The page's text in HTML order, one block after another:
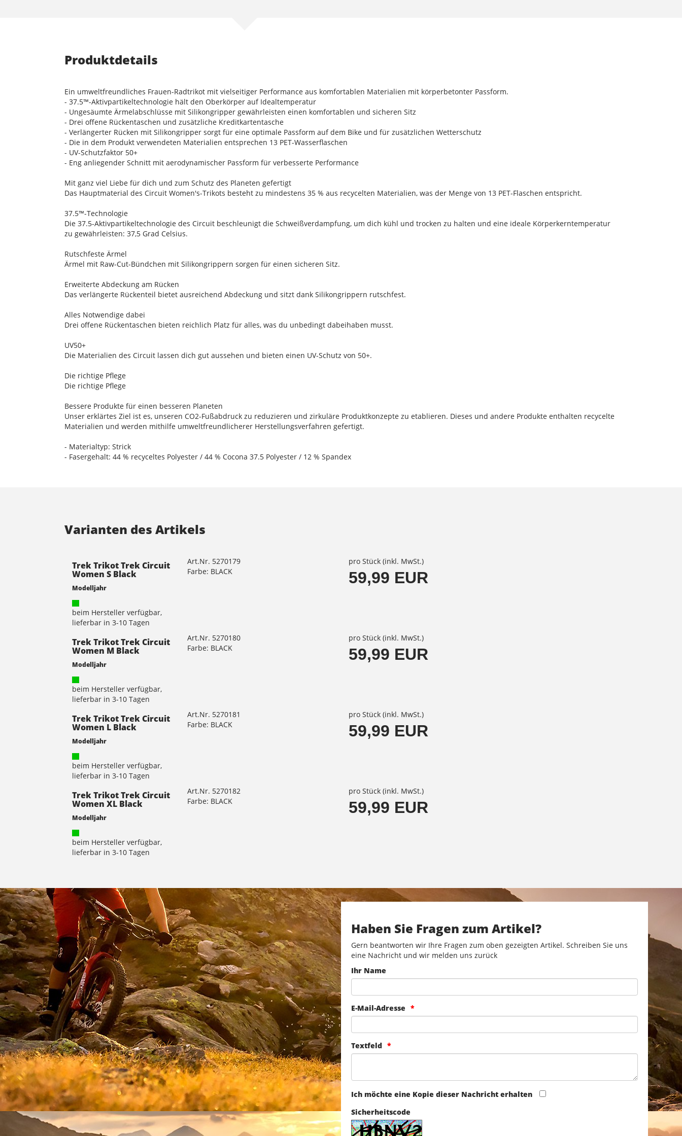
Produktdetails
Ein umweltfreundliches Frauen-Radtrikot mit vielseitiger Performance aus komfortablen Materialien mit körperbetonter Passform.
- 37.5™-Aktivpartikeltechnologie hält den Oberkörper auf Idealtemperatur
- Ungesäumte Ärmelabschlüsse mit Silikongripper gewährleisten einen komfortablen und sicheren Sitz
- Drei offene Rückentaschen und zusätzliche Kreditkartentasche
- Verlängerter Rücken mit Silikongripper sorgt für eine optimale Passform auf dem Bike und für zusätzlichen Wetterschutz
- Die in dem Produkt verwendeten Materialien entsprechen 13 PET-Wasserflaschen
- UV-Schutzfaktor 50+
- Eng anliegender Schnitt mit aerodynamischer Passform für verbesserte Performance
Mit ganz viel Liebe für dich und zum Schutz des Planeten gefertigt
Das Hauptmaterial des Circuit Women's-Trikots besteht zu mindestens 35 % aus recycelten Materialien, was der Menge von 13 PET-Flaschen entspricht.
37.5™-Technologie
Die 37.5-Aktivpartikeltechnologie des Circuit beschleunigt die Schweißverdampfung, um dich kühl und trocken zu halten und eine ideale Körperkerntemperatur
zu gewährleisten: 37,5 Grad Celsius.
Rutschfeste Ärmel
Ärmel mit Raw-Cut-Bündchen mit Silikongrippern sorgen für einen sicheren Sitz.
Erweiterte Abdeckung am Rücken
Das verlängerte Rückenteil bietet ausreichend Abdeckung und sitzt dank Silikongrippern rutschfest.
Alles Notwendige dabei
Drei offene Rückentaschen bieten reichlich Platz für alles, was du unbedingt dabeihaben musst.
UV50+
Die Materialien des Circuit lassen dich gut aussehen und bieten einen UV-Schutz von 50+.
Die richtige Pflege
Die richtige Pflege
Bessere Produkte für einen besseren Planeten
Unser erklärtes Ziel ist es, unseren CO2-Fußabdruck zu reduzieren und zirkuläre Produktkonzepte zu etablieren. Dieses und andere Produkte enthalten recycelte
Materialien und werden mithilfe umweltfreundlicherer Herstellungsverfahren gefertigt.
- Materialtyp: Strick
- Fasergehalt: 44 % recyceltes Polyester / 44 % Cocona 37.5 Polyester / 12 % Spandex
Varianten des Artikels
Trek Trikot Trek Circuit
Women S Black
Modelljahr
beim Hersteller verfügbar,
lieferbar in 3-10 Tagen
Art.Nr. 5270179
Farbe: BLACK
pro Stück (inkl. MwSt.)
59,99 EUR
Trek Trikot Trek Circuit
Women M Black
Modelljahr
beim Hersteller verfügbar,
lieferbar in 3-10 Tagen
Art.Nr. 5270180
Farbe: BLACK
pro Stück (inkl. MwSt.)
59,99 EUR
Trek Trikot Trek Circuit
Women L Black
Modelljahr
beim Hersteller verfügbar,
lieferbar in 3-10 Tagen
Art.Nr. 5270181
Farbe: BLACK
pro Stück (inkl. MwSt.)
59,99 EUR
Trek Trikot Trek Circuit
Women XL Black
Modelljahr
beim Hersteller verfügbar,
lieferbar in 3-10 Tagen
Art.Nr. 5270182
Farbe: BLACK
pro Stück (inkl. MwSt.)
59,99 EUR
Haben Sie Fragen zum Artikel?
Gern beantworten wir Ihre Fragen zum oben gezeigten Artikel. Schreiben Sie uns
eine Nachricht und wir melden uns zurück
Ihr Name
E-Mail-Adresse
Textfeld
Ich möchte eine Kopie dieser Nachricht erhalten
Sicherheitscode